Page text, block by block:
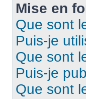
Mise en
Que sont
Puis-je
Que sont
Puis-je
Que sont